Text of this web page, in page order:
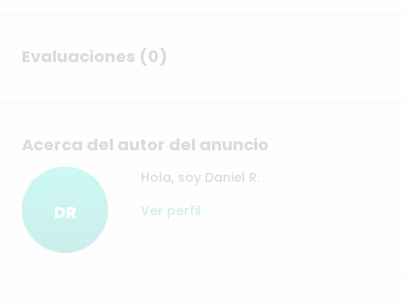
Evaluaciones (0)
Acerca del autor del anuncio
DR
Hola, soy Daniel R.
Ver perfil